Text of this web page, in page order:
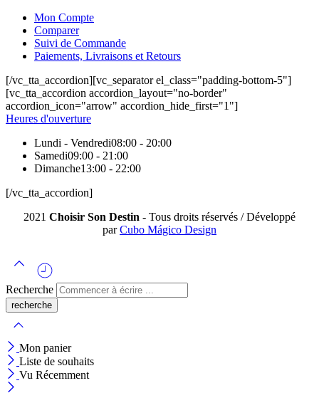
Mon Compte
Comparer
Suivi de Commande
Paiements, Livraisons et Retours
[/vc_tta_accordion][vc_separator el_class="padding-bottom-5"]
[vc_tta_accordion accordion_layout="no-border"
accordion_icon="arrow" accordion_hide_first="1"]
Heures d'ouverture
Lundi - Vendredi08:00 - 20:00
Samedi09:00 - 21:00
Dimanche13:00 - 22:00
[/vc_tta_accordion]
2021 Choisir Son Destin - Tous droits réservés / Développé
parCubo Mágico Design
Recherche
Mon panier
Liste de souhaits
Vu Récemment